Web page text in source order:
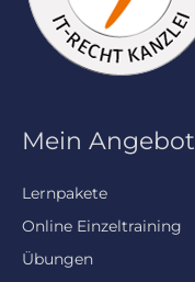
Mein Angebot
Lernpakete
Online Einzeltraining
Übungen